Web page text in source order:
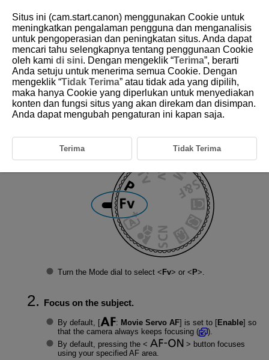
D388-036
Movie Auto Exposure
Exposure is controlled automatically to suit the brightness.
Set the recording mode to [ ].
Turn the Mode dial to select Fv or P
Focus on the subject.
By default, [ : Movie Servo AF] is set to [Enable] so
that the camera always keeps focusing (
).
By default, pressing the
button focuses
using your specified AF area.
Situs ini (cam.start.canon) menggunakan Cookie untuk
meningkatkan pengalaman pengguna dan menganalisis
untuk pengoperasian dan peningkatan situs. Anda dapat
mencari tahu selengkapnya tentang penggunaan Cookie
oleh kami di sini. Dengan mengeklik “Terima”, berarti
Anda setuju untuk menerima semua Cookie. Dengan
mengeklik “Tidak Terima” atau tidak ada yang dipilih,
maka hanya Cookie yang diperlukan untuk menyediakan
konten dan fungsi situs yang akan direkam dan disimpan.
Anda dapat mengubah pengaturan ini kapan saja.
Terima Tidak Terima